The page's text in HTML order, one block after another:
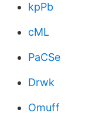
kpPb
cML
PaCSe
Drwk
Omuff